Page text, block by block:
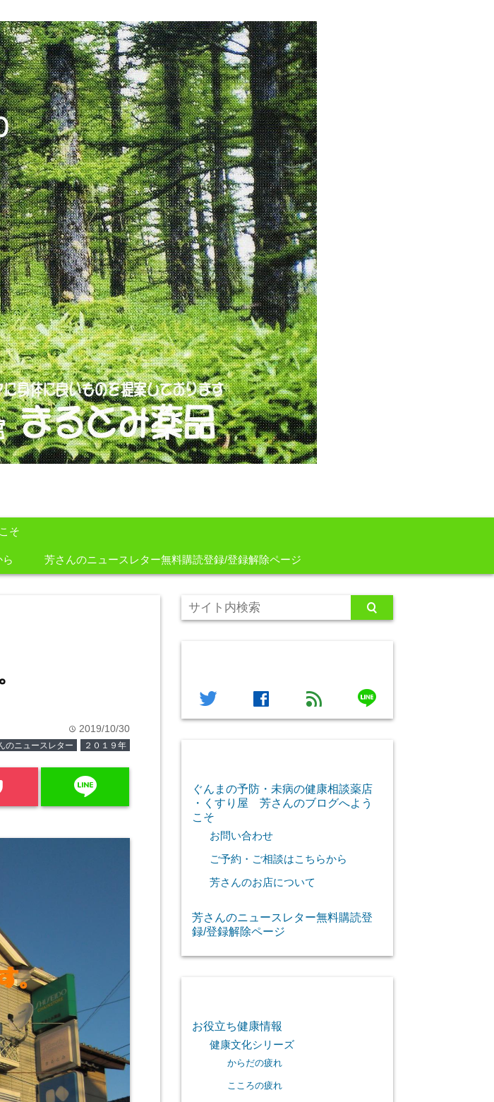
そ
芳さんのニュースレター無料購読登録/登録解除ページ
time 2019/10/30
のニュースレター ２０１９年
line
twitter facebook feed line
ぐんまの予防・未病の健康相談薬店
・くすり屋 芳さんのブログへよう
こそ
お問い合わせ
ご予約・ご相談はこちらから
芳さんのお店について
芳さんのニュースレター無料購読登
録/登録解除ページ
お役立ち健康情報
健康文化シリーズ
からだの疲れ
こころの疲れ